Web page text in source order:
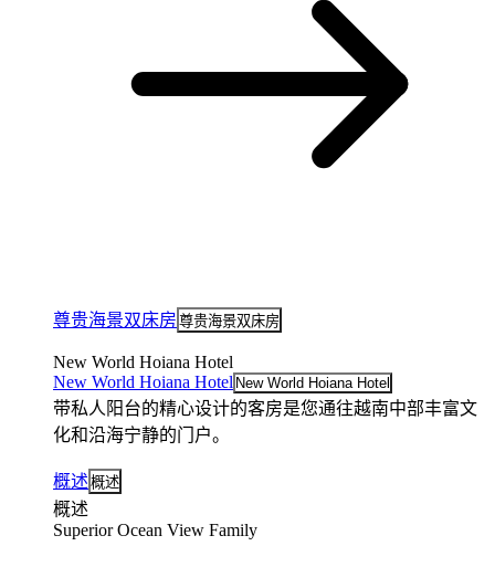
尊贵海景双床房 尊贵海景双床房
New World Hoiana Hotel
New World Hoiana Hotel New World Hoiana Hotel
带私人阳台的精心设计的客房是您通往越南中部丰富文
化和沿海宁静的门户。
概述 概述
概述
Superior Ocean View Family